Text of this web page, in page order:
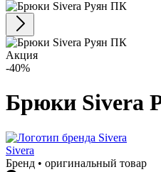
Акция
-40%
Брюки Sivera
Sivera
Бренд • оригинальный товар